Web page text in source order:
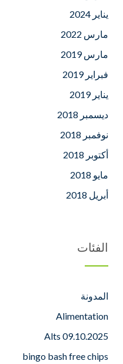
يناير 2024
مارس 2022
مارس 2019
فبراير 2019
يناير 2019
ديسمبر 2018
نوفمبر 2018
أكتوبر 2018
مايو 2018
أبريل 2018
الفئات
المدونة
Alimentation
Alts 09.10.2025
bingo bash free chips